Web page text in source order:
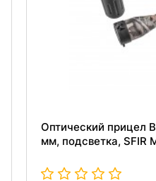
Оптический прицел
мм, подсветка, SFIR